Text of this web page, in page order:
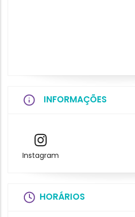
INFORMAÇÕES
Instagram
HORÁRIOS